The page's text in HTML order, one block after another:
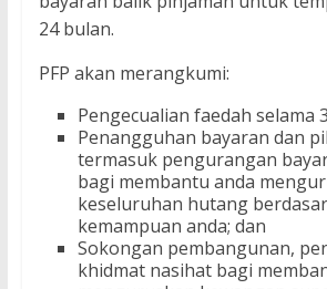
24 bulan.
PFP akan merangkumi:
Pengecualian faedah selama
Penangguhan bayaran dan
termasuk pengurangan
bagi membantu anda
keseluruhan hutang
kemampuan anda; dan
Sokongan pembangunan,
khidmat nasihat bagi